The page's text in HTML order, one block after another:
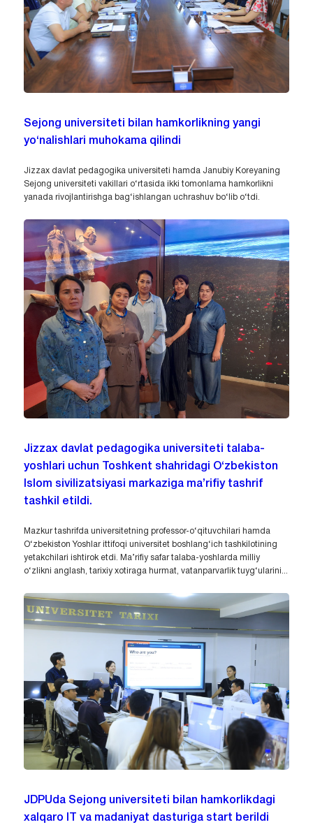
Sejong universiteti bilan hamkorlikning yangi
yo‘nalishlari muhokama qilindi
Jizzax davlat pedagogika universiteti hamda Janubiy Koreyaning
Sejong universiteti vakillari o‘rtasida ikki tomonlama hamkorlikni
yanada rivojlantirishga bag‘ishlangan uchrashuv bo‘lib o‘tdi.
Jizzax davlat pedagogika universiteti talaba-
yoshlari uchun Toshkent shahridagi O‘zbekiston
Islom sivilizatsiyasi markaziga ma’rifiy tashrif
tashkil etildi.
Mazkur tashrifda universitetning professor-o‘qituvchilari hamda
O‘zbekiston Yoshlar ittifoqi universitet boshlang‘ich tashkilotining
yetakchilari ishtirok etdi. Ma’rifiy safar talaba-yoshlarda milliy
o‘zlikni anglash, tarixiy xotiraga hurmat, vatanparvarlik tuyg‘ularini...
JDPUda Sejong universiteti bilan hamkorlikdagi
xalqaro IT va madaniyat dasturiga start berildi